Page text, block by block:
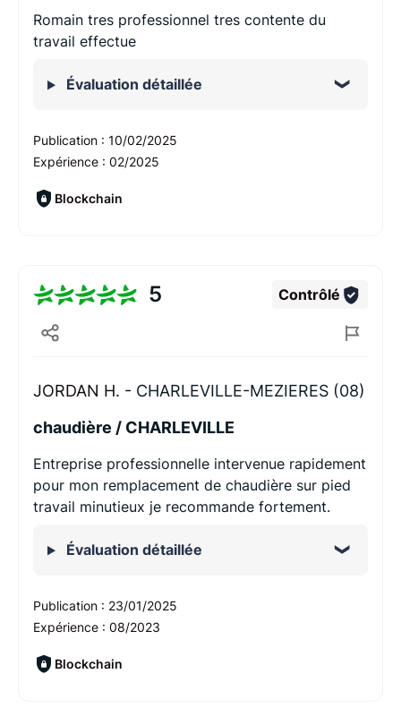
Romain tres professionnel tres contente du
travail effectue
Évaluation détaillée
Publication : 10/02/2025
Expérience : 02/2025
Blockchain
5 Contrôlé
JORDAN H. - CHARLEVILLE-MEZIERES (08)
chaudière / CHARLEVILLE
Entreprise professionnelle intervenue rapidement
pour mon remplacement de chaudière sur pied
travail minutieux je recommande fortement.
Évaluation détaillée
Publication : 23/01/2025
Expérience : 08/2023
Blockchain